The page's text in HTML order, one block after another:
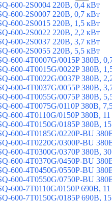
600-2S0004 220В, 0,4 кВт
600-2S0007 220В, 0,7 кВт
600-2S0015 220В, 1,5 кВт
600-2S0022 220В, 2,2 кВт
600-2S0037 220В, 3,7 кВт
600-2S0055 220В, 5,5 кВт
600-4T0007G/0015P 380В,
600-4T0015G/0022P 380В,
600-4T0022G/0037P 380В,
600-4T0037G/0055P 380В,
600-4T0055G/0075P 380В,
600-4T0075G/0110P 380В,
600-4T0110G/0150P 380В,
600-4T0150G/0185P 380В,
600-4T0185G/0220P-BU
600-4T0220G/0300P-BU
600-4T0300G/0370P 380В,
600-4T0370G/0450P-BU
600-4T0450G/0550P-BU
600-4T0550G/0750P-BU
600-7T0110G/0150P 690В,
600-7T0150G/0185P 690В,